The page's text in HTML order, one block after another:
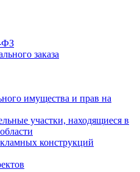
ФЗ
заказа
имущества и прав на
участки, находящиеся в
конструкций